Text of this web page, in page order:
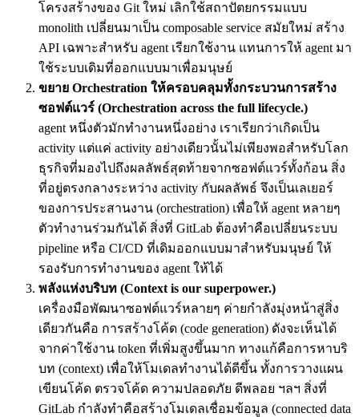
โครงสร้างของ Git ใหม่ เลิกใช้สถาปัตยกรรมแบบ
monolith เปลี่ยนมาเป็น composable service สมัยใหม่ สร้าง
API เฉพาะสำหรับ agent เรียกใช้งาน แทนการให้ agent มา
ใช้ระบบเดิมที่ออกแบบมาเพื่อมนุษย์
ขยาย Orchestration ให้ครอบคลุมทั้งกระบวนการสร้าง
ซอฟต์แวร์ (Orchestration across the full lifecycle.)
agent หนึ่งตัวมักทำงานหนึ่งอย่าง เราเรียกว่าเกิดเป็น
activity แต่แค่ activity อย่างเดียวนั้นไม่เพียงพอสำหรับโลก
ธุรกิจที่มองไปถึงผลลัพธ์สุดท้ายจากซอฟต์แวร์ทั้งก้อน สิ่ง
ที่อยู่ตรงกลางระหว่าง activity กับผลลัพธ์ จึงเป็นเลเยอร์
ของการประสานงาน (orchestration) เพื่อให้ agent หลายๆ
ตัวทำงานร่วมกันได้ สิ่งที่ GitLab ต้องทำคือเปลี่ยนระบบ
pipeline หรือ CI/CD ที่เดิมออกแบบมาสำหรับมนุษย์ ให้
รองรับการทำงานของ agent ให้ได้
พลังแห่งบริบท (Context is our superpower.)
เครื่องมือพัฒนาซอฟต์แวร์หลายๆ ค่ายกำลังมุ่งหน้าสู่สิ่ง
เดียวกันคือ การสร้างโค้ด (code generation) ดังจะเห็นได้
จากค่าใช้งาน token ที่เพิ่มสูงขึ้นมาก ทางแก้คือการหาบริ
บท (context) เพื่อให้โมเดลทำงานได้ดีขึ้น ทั้งการวางแผน
เขียนโค้ด ตรวจโค้ด ความปลอดภัย ดีพลอย ฯลฯ สิ่งที่
GitLab กำลังทำคือสร้างโมเดลเชื่อมข้อมูล (connected data